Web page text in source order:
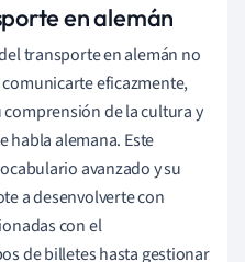
en alemán
transporte en alemán no
eficazmente,
de la cultura y
habla alemana. Este
avanzado y su
a desenvolverte con
con el
de billetes hasta gestionar